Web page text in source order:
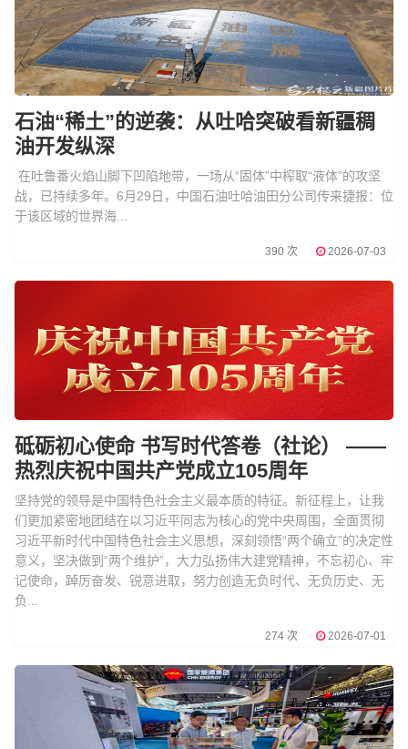
石油“稀土”的逆袭：从吐哈突破看新疆稠
油开发纵深
在吐鲁番火焰山脚下凹陷地带，一场从“固体”中榨取“液体”的攻坚
战，已持续多年。6月29日，中国石油吐哈油田分公司传来捷报：位
于该区域的世界海...
390 次 2026-07-03
砥砺初心使命 书写时代答卷（社论） ——
热烈庆祝中国共产党成立105周年
坚持党的领导是中国特色社会主义最本质的特征。新征程上，让我
们更加紧密地团结在以习近平同志为核心的党中央周围，全面贯彻
习近平新时代中国特色社会主义思想，深刻领悟“两个确立”的决定性
意义，坚决做到“两个维护”，大力弘扬伟大建党精神，不忘初心、牢
记使命，踔厉奋发、锐意进取，努力创造无负时代、无负历史、无
负...
274 次 2026-07-01